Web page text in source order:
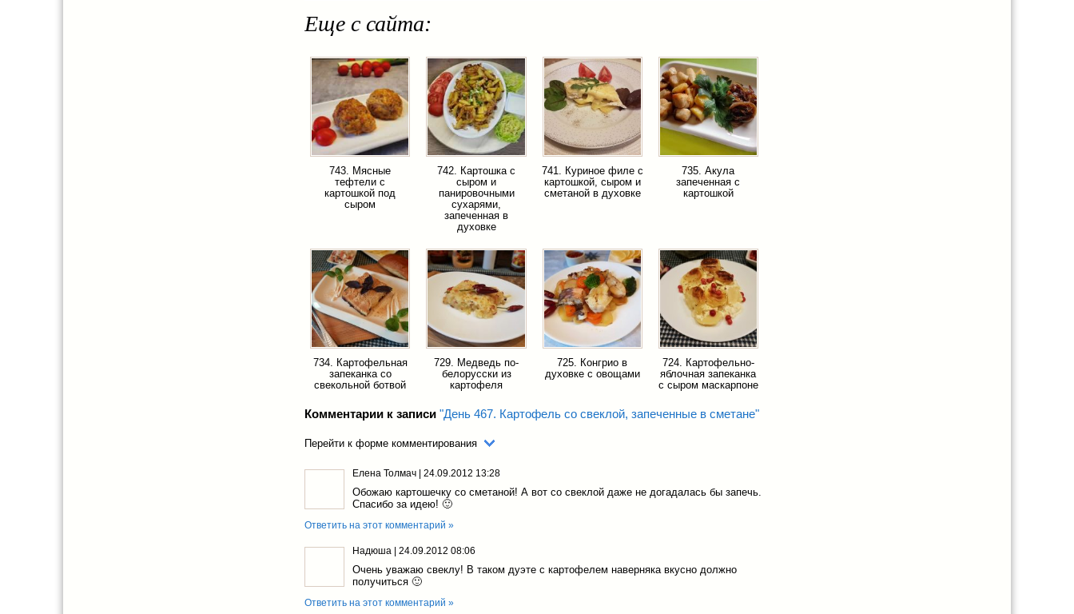
Еще с сайта:
743. Мясные
тефтели с
картошкой под
сыром
742. Картошка с
сыром и
панировочными
сухарями,
запеченная в
духовке
741. Куриное филе с
картошкой, сыром и
сметаной в духовке
735. Акула
запеченная с
картошкой
734. Картофельная
запеканка со
свекольной ботвой
729. Медведь по-
белорусски из
картофеля
725. Конгрио в
духовке с овощами
724. Картофельно-
яблочная запеканка
с сыром маскарпоне
Комментарии к записи"День 467. Картофель со свеклой, запеченные в сметане"
Перейти к форме комментирования
Елена Толмач |24.09.2012 13:28
Обожаю картошечку со сметаной! А вот со свеклой даже не догадалась бы запечь.
Спасибо за идею! 🙂
Ответить на этот комментарий »
Надюша |24.09.2012 08:06
Очень уважаю свеклу! В таком дуэте с картофелем наверняка вкусно должно
получиться 🙂
Ответить на этот комментарий »